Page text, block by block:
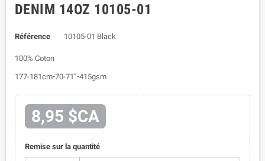
DENIM 14OZ 10105-01
Référence 10105-01 Black
100% Coton
177-181cm•70-71”•415gsm
8,95 $CA
Remise sur la quantité